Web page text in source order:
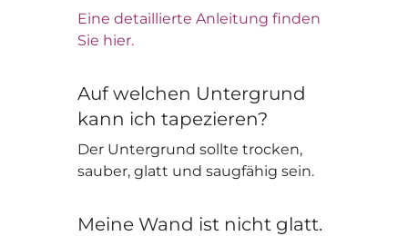
Eine detaillierte Anleitung finden
Sie hier.
Auf welchen Untergrund
kann ich tapezieren?
Der Untergrund sollte trocken,
sauber, glatt und saugfähig sein.
Meine Wand ist nicht glatt.